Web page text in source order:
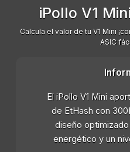
iPollo V1
Calcula el valor de tu V1 Mini
ASIC
El iPollo V1 Mini
de EtHash con
diseño
energético y un